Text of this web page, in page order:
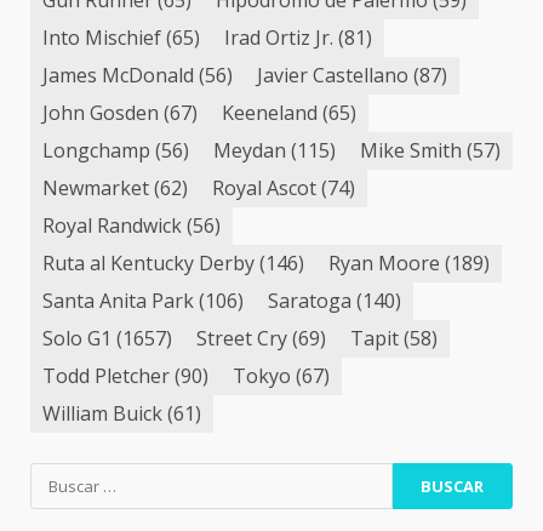
Into Mischief(65) Irad Ortiz Jr. (81)
James McDonald (56) Javier Castellano (87)
John Gosden (67) Keeneland (65)
Longchamp (56) Meydan (115) Mike Smith (57)
Newmarket(62) Royal Ascot(74)
Royal Randwick(56)
Ruta al Kentucky Derby(146) Ryan Moore (189)
Santa Anita Park(106) Saratoga (140)
Solo G1 (1657) Street Cry(69) Tapit(58)
Todd Pletcher(90) Tokyo (67)
William Buick(61)
Buscar: